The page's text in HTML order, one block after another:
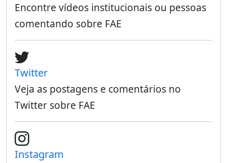
Encontre vídeos institucionais ou pessoas
comentando sobre FAE
Twitter
Veja as postagens e comentários no
Twitter sobre FAE
Instagram